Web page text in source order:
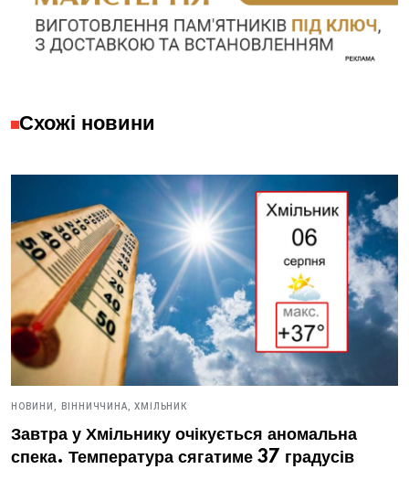
Схожі новини
НОВИНИ, ВІННИЧЧИНА, ХМІЛЬНИК
Завтра у Хмільнику очікується аномальна
спека. Температура сягатиме 37 градусів